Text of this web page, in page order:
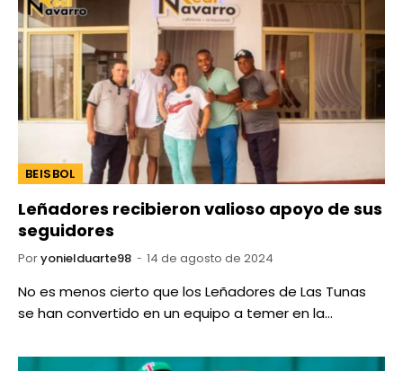
BEISBOL
Leñadores recibieron valioso apoyo de sus
seguidores
Poryonielduarte98 14 de agosto de 2024
No es menos cierto que los Leñadores de Las Tunas
se han convertido en un equipo a temer en la…